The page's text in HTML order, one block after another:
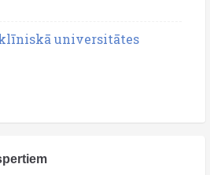
universitātes